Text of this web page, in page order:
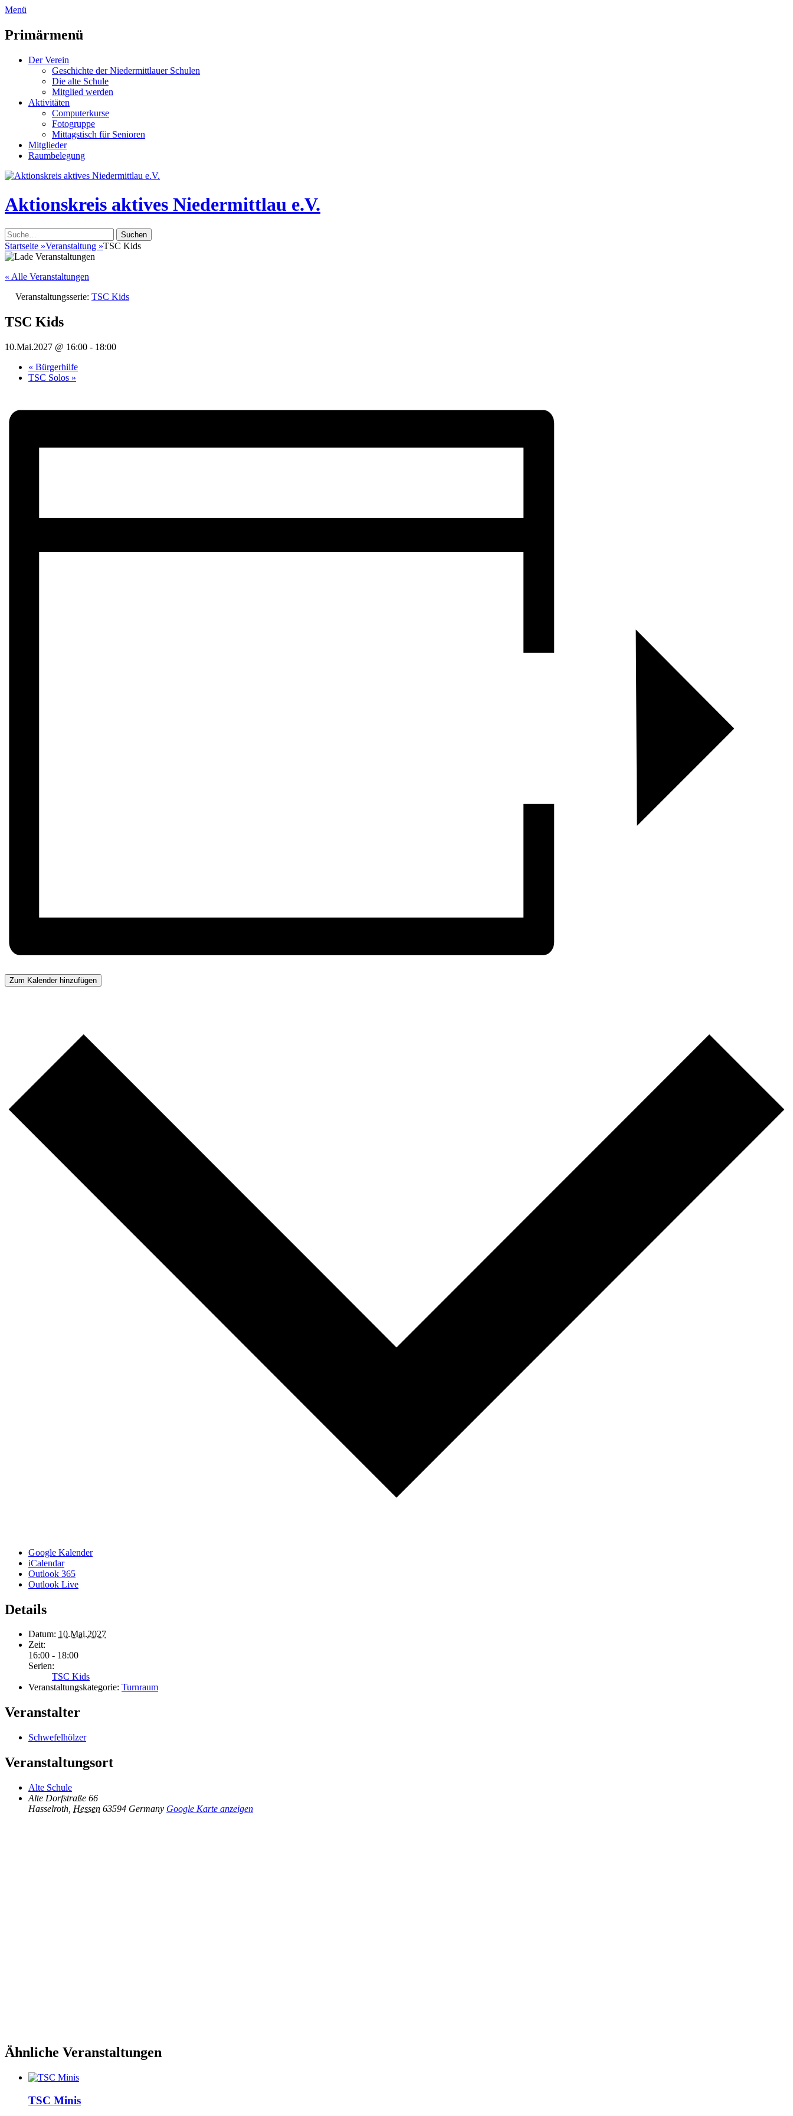
zum
überspringen
Menü
Primärmenü
Der Verein
Geschichte der Niedermittlauer Schulen
Die alte Schule
Mitglied werden
Aktivitäten
Computerkurse
Fotogruppe
Mittagstisch für Senioren
Mitglieder
Raumbelegung
Header
Aktionskreis aktives Niedermittlau e.V.
Suche
nach:
Startseite »Veranstaltung »TSC Kids
« Alle Veranstaltungen
Veranstaltungsserie: TSC Kids
TSC Kids
10.Mai.2027 @ 16:00 - 18:00
« Bürgerhilfe
TSC Solos »
Zum Kalender hinzufügen
Google Kalender
iCalendar
Outlook 365
Outlook Live
Details
Datum: 10.Mai.2027
Zeit:
16:00 - 18:00
Serien:
TSC Kids
Veranstaltungskategorie: Turnraum
Veranstalter
Schwefelhölzer
Veranstaltungsort
Alte Schule
Alte Dorfstraße 66
Hasselroth Hessen 63594 Germany Google Karte anzeigen
Ähnliche Veranstaltungen
TSC Minis